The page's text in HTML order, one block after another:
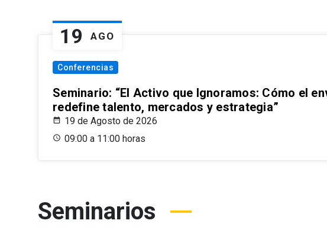
19 AGO
Conferencias
Seminario: “El Activo que Ignoramos: Cómo el
redefine talento, mercados y estrategia”
19 de Agosto de 2026
09:00 a 11:00 horas
Seminarios